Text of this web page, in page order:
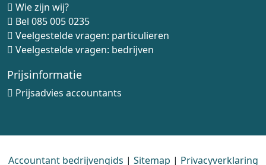
Wie zijn wij?
Bel 085 005 0235
Veelgestelde vragen: particulieren
Veelgestelde vragen: bedrijven
Prijsinformatie
Prijsadvies accountants
Accountant bedrijvengids | Sitemap | Privacyverklaring